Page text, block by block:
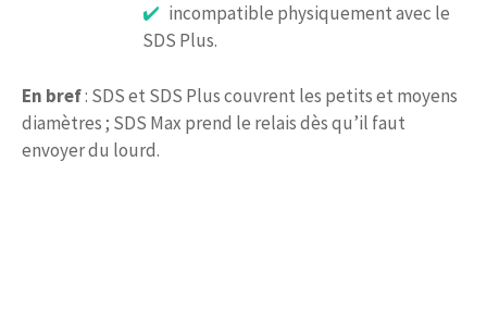
incompatible physiquement avec le
SDS Plus.
En bref: SDS et SDS Plus couvrent les petits et moyens
diamètres ; SDS Max prend le relais dès qu’il faut
envoyer du lourd.